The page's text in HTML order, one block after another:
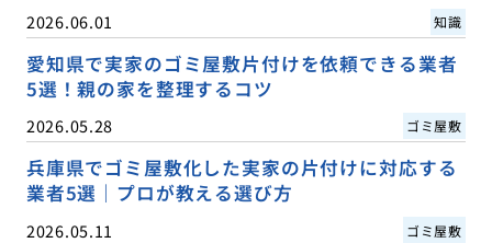
2026.06.01 知識
愛知県で実家のゴミ屋敷片付けを依頼できる業者
5選！親の家を整理するコツ
2026.05.28 ゴミ屋敷
兵庫県でゴミ屋敷化した実家の片付けに対応する
業者5選｜プロが教える選び方
2026.05.11 ゴミ屋敷